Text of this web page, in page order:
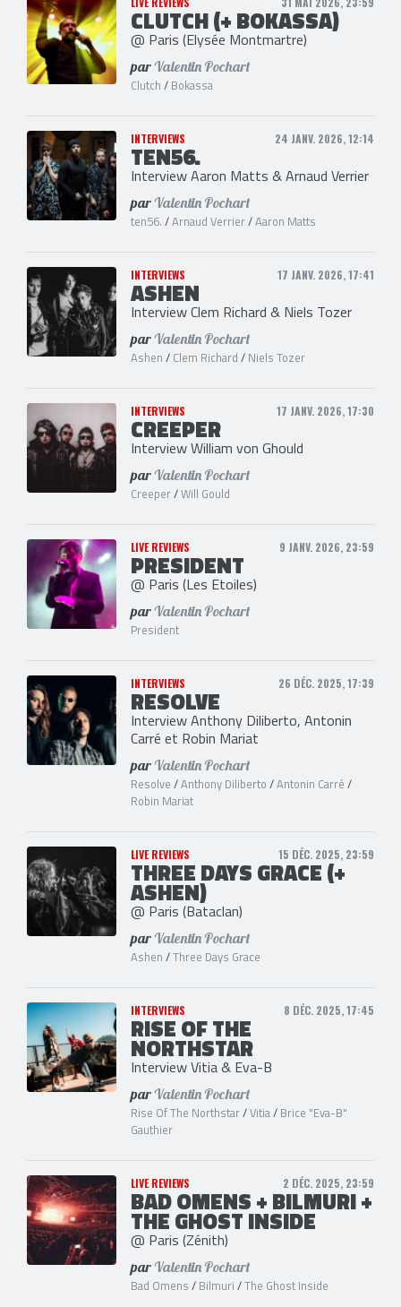
CLUTCH (+ BOKASSA)
@ Paris (Elysée Montmartre)
par Valentin Pochart
Clutch / Bokassa
INTERVIEWS 24 JANV. 2026, 12:14
TEN56.
Interview Aaron Matts & Arnaud Verrier
par Valentin Pochart
ten56. /Arnaud Verrier/Aaron Matts
INTERVIEWS 17 JANV. 2026, 17:41
ASHEN
Interview Clem Richard & Niels Tozer
par Valentin Pochart
Ashen / Clem Richard / Niels Tozer
INTERVIEWS 17 JANV. 2026, 17:30
CREEPER
Interview William von Ghould
par Valentin Pochart
Creeper/Will Gould
LIVE REVIEWS 9 JANV. 2026, 23:59
PRESIDENT
@ Paris (Les Etoiles)
par Valentin Pochart
President
INTERVIEWS 26 DÉC. 2025, 17:39
RESOLVE
Interview Anthony Diliberto, Antonin
Carré et Robin Mariat
par Valentin Pochart
Resolve /Anthony Diliberto /Antonin Carré /
Robin Mariat
LIVE REVIEWS 15 DÉC. 2025, 23:59
THREE DAYS GRACE (+
ASHEN)
@ Paris (Bataclan)
par Valentin Pochart
Ashen /Three Days Grace
INTERVIEWS 8 DÉC. 2025, 17:45
RISE OF THE
NORTHSTAR
Interview Vitia & Eva-B
par Valentin Pochart
Rise Of The Northstar/Vitia/ Brice "Eva-B"
Gauthier
LIVE REVIEWS 2 DÉC. 2025, 23:59
BAD OMENS + BILMURI +
THE GHOST INSIDE
@ Paris (Zénith)
par Valentin Pochart
Bad Omens / Bilmuri /The Ghost Inside